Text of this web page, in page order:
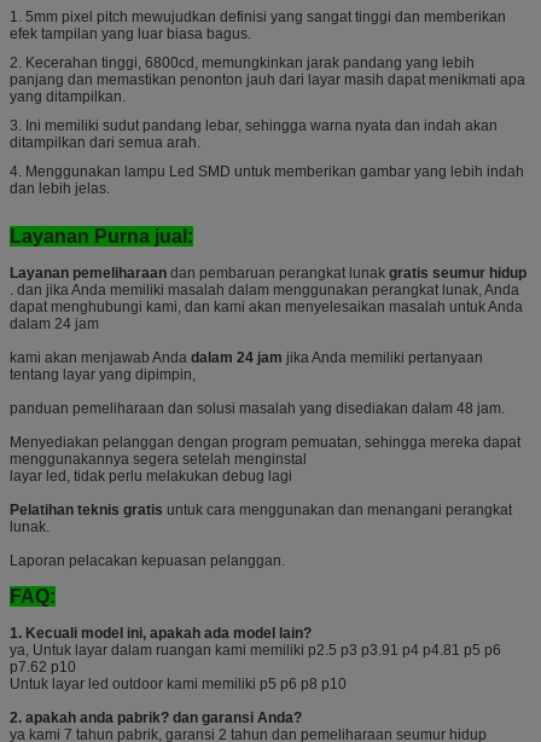
1. 5mm pixel pitch mewujudkan definisi yang sangat tinggi dan memberikan
efek tampilan yang luar biasa bagus.
2. Kecerahan tinggi, 6800cd, memungkinkan jarak pandang yang lebih
panjang dan memastikan penonton jauh dari layar masih dapat menikmati apa
yang ditampilkan.
3. Ini memiliki sudut pandang lebar, sehingga warna nyata dan indah akan
ditampilkan dari semua arah.
4. Menggunakan lampu Led SMD untuk memberikan gambar yang lebih indah
dan lebih jelas.
Layanan Purna jual:
Layanan pemeliharaan dan pembaruan perangkat lunak gratis seumur hidup
. dan jika Anda memiliki masalah dalam menggunakan perangkat lunak, Anda
dapat menghubungi kami, dan kami akan menyelesaikan masalah untuk Anda
dalam 24 jam
kami akan menjawab Anda dalam 24 jam jika Anda memiliki pertanyaan
tentang layar yang dipimpin,
panduan pemeliharaan dan solusi masalah yang disediakan dalam 48 jam.
Menyediakan pelanggan dengan program pemuatan, sehingga mereka dapat
menggunakannya segera setelah menginstal
layar led, tidak perlu melakukan debug lagi
Pelatihan teknis gratis untuk cara menggunakan dan menangani perangkat
lunak.
Laporan pelacakan kepuasan pelanggan.
FAQ:
1. Kecuali model ini, apakah ada model lain?
ya, Untuk layar dalam ruangan kami memiliki p2.5 p3 p3.91 p4 p4.81 p5 p6
p7.62 p10
Untuk layar led outdoor kami memiliki p5 p6 p8 p10
2. apakah anda pabrik? dan garansi Anda?
ya kami 7 tahun pabrik, garansi 2 tahun dan pemeliharaan seumur hidup